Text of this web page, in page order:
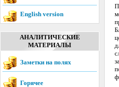
English version
АНАЛИТИЧЕСКИЕ
МАТЕРИАЛЫ
Заметки на полях
Горячее